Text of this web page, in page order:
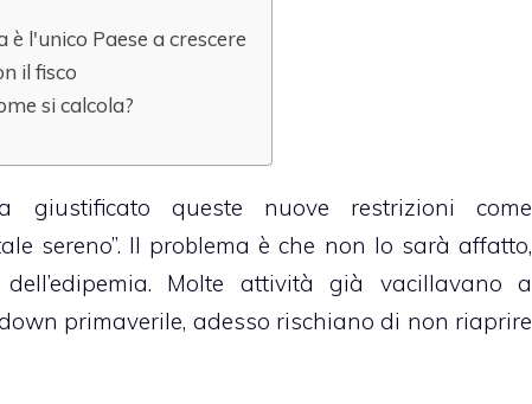
è l'unico Paese a crescere
il fisco
si calcola?
queste nuove restrizioni come
sereno”. Il problema è che non lo sarà affatto,
dell’edipemia. Molte attività già vacillavano a
primaverile, adesso rischiano di non riaprire